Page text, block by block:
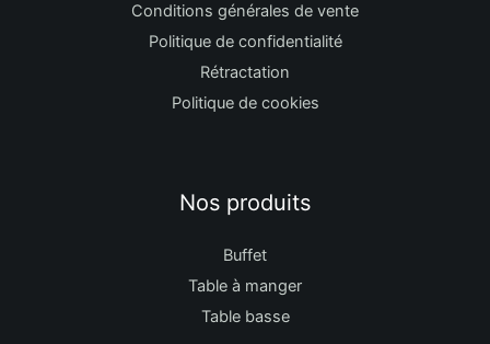
Conditions générales de vente
Politique de confidentialité
Rétractation
Politique de cookies
Nos produits
Buffet
Table à manger
Table basse